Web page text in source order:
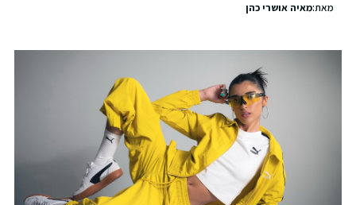
מאת:מאיה אושרי כהן